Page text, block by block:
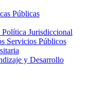
Públicas
Jurisdiccional
Servicios Públicos
y Desarrollo